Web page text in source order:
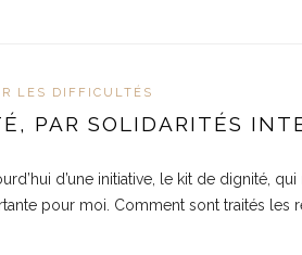
LES DIFFICULTÉS
PAR SOLIDARITÉS
d’une initiative, le kit de dignité,
pour moi. Comment sont traités les